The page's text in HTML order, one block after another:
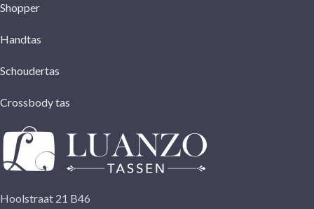
Shopper
Handtas
Schoudertas
Crossbody tas
Hoolstraat 21 B46